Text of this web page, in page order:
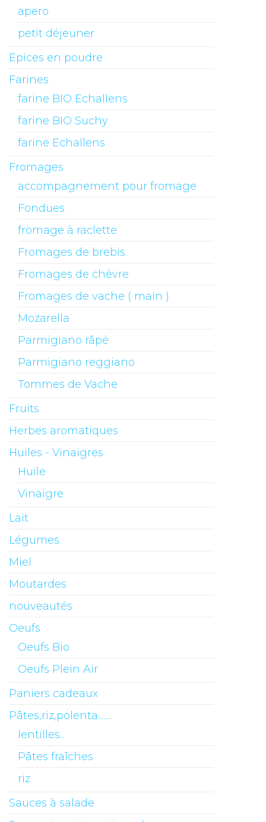
apero
petit déjeuner
Epices en poudre
Farines
farine BIO Echallens
farine BIO Suchy
farine Echallens
Fromages
accompagnement pour fromage
Fondues
fromage à raclette
Fromages de brebis
Fromages de chèvre
Fromages de vache ( main )
Mozarella
Parmigiano râpé
Parmigiano reggiano
Tommes de Vache
Fruits
Herbes aromatiques
Huiles - Vinaigres
Huile
Vinaigre
Lait
Légumes
Miel
Moutardes
nouveautés
Oeufs
Oeufs Bio
Oeufs Plein Air
Paniers cadeaux
Pâtes,riz,polenta........
lentilles..
Pâtes fraîches
riz
Sauces à salade